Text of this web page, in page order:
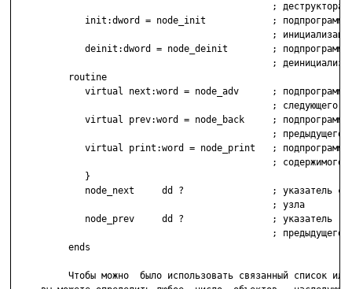
; деструктора
             init:dword = node_init            ; подпрограмма
;
             deinit:dword = node_deinit        ; подпрограмма
;
          routine
             virtual next:word = node_adv      ; подпрограмма
; следующего
             virtual prev:word = node_back     ; подпрограмма
; предыдущего
             virtual print:word = node_print   ; подпрограмма
; содержимого
             }
node_next     dd ?                ; указатель
                                               ; узла
             node_prev     dd ?                ; указатель
; предыдущего
          ends
Чтобы можно  было использовать связанный список или